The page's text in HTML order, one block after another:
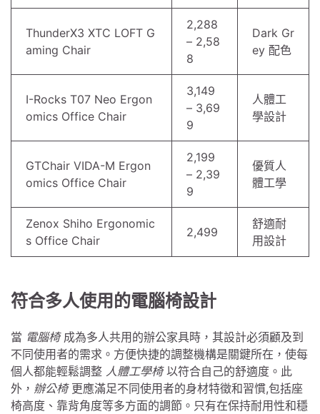
ThunderX3 XTC LOFT G
aming Chair
2,288
– 2,58
8
Dark Gr
ey 配色
I-Rocks T07 Neo Ergon
omics Office Chair
3,149
– 3,69
9
人體工
學設計
GTChair VIDA-M Ergon
omics Office Chair
2,199
– 2,39
9
優質人
體工學
Zenox Shiho Ergonomic
s Office Chair
2,499
舒適耐
用設計
符合多人使用的電腦椅設計
當 電腦椅成為多人共用的辦公家具時，其設計必須顧及到
不同使用者的需求。方便快捷的調整機構是關鍵所在，使每
個人都能輕鬆調整 人體工學椅以符合自己的舒適度。此
外， 辦公椅更應滿足不同使用者的身材特徵和習慣,包括座
椅高度、靠背角度等多方面的調節。只有在保持耐用性和穩